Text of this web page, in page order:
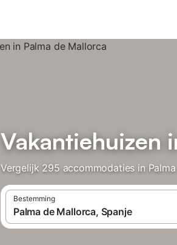
Vakantiehuizen
Vergelijk 295 accommodaties in
Bestemming